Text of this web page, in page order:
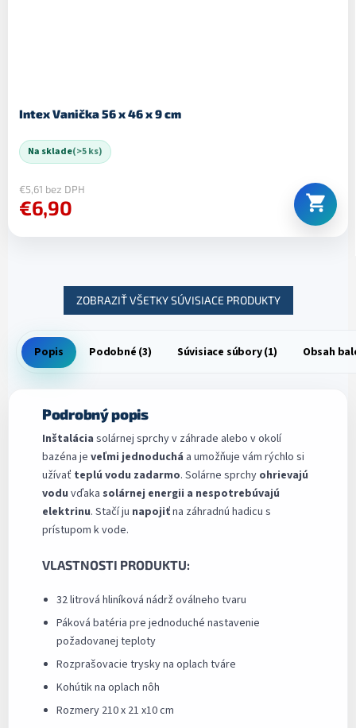
Intex Vanička 56 x 46 x 9 cm
Na sklade(>5 ks)
€5,61 bez DPH
€6,90
ZOBRAZIŤ VŠETKY SÚVISIACE PRODUKTY
Popis Podobné (3) Súvisiace súbory (1) Obsah
Podrobný popis
Inštalácia solárnej sprchy v záhrade alebo v okolí
bazéna je veľmi jednoduchá a umožňuje vám rýchlo si
užívať teplú vodu zadarmo. Solárne sprchy ohrievajú
vodu vďaka solárnej energii a nespotrebúvajú
elektrinu. Stačí ju napojiťna záhradnú hadicu s
prístupom k vode.
VLASTNOSTI PRODUKTU:
32 litrová hliníková nádrž oválneho tvaru
Páková batéria pre jednoduché nastavenie
požadovanej teploty
Rozprašovacie trysky na oplach tváre
Kohútik na oplach nôh
Rozmery 210 x 21 x10 cm